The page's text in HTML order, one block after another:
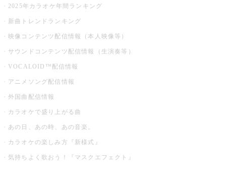
2025年カラオケ年間ランキング
新曲トレンドランキング
映像コンテンツ配信情報（本人映像等）
サウンドコンテンツ配信情報（生演奏等）
VOCALOID™配信情報
アニメソング配信情報
外国曲配信情報
カラオケで盛り上がる曲
あの日、あの時、あの音楽。
カラオケの楽しみ方『新様式』
気持ちよく歌おう！『マスクエフェクト』